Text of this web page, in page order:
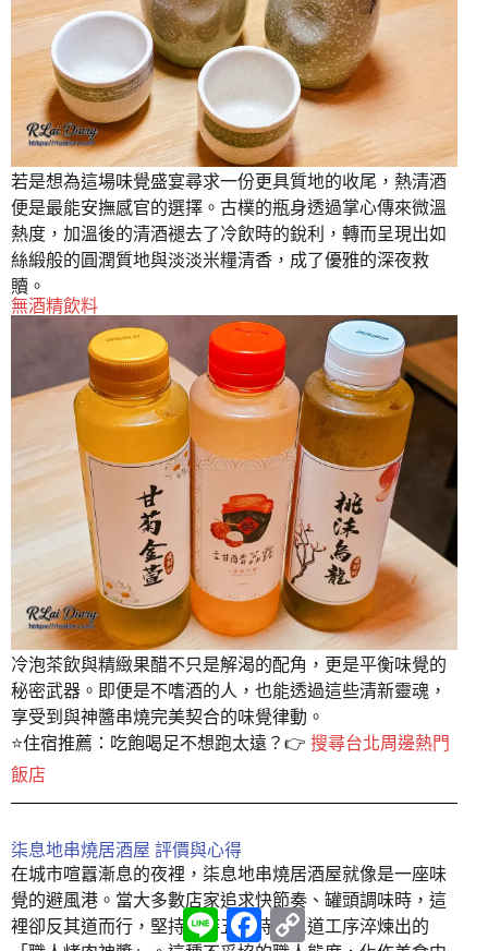
若是想為這場味覺盛宴尋求一份更具質地的收尾，熱清酒
便是最能安撫感官的選擇。古樸的瓶身透過掌心傳來微溫
熱度，加溫後的清酒褪去了冷飲時的銳利，轉而呈現出如
絲緞般的圓潤質地與淡淡米糧清香，成了優雅的深夜救
贖。
無酒精飲料
冷泡茶飲與精緻果醋不只是解渴的配角，更是平衡味覺的
秘密武器。即便是不嗜酒的人，也能透過這些清新靈魂，
享受到與神醬串燒完美契合的味覺律動。
⭐️住宿推薦：吃飽喝足不想跑太遠？👉 搜尋台北周邊熱門
飯店
柒息地串燒居酒屋 評價與心得
在城市喧囂漸息的夜裡，柒息地串燒居酒屋就像是一座味
覺的避風港。當大多數店家追求快節奏、罐頭調味時，這
裡卻反其道而行，堅持耗時五小時、三道工序淬煉出的
L
i
F
a
C
o